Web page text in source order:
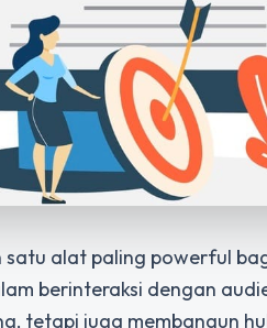
alat paling powerful
berinteraksi dengan
tetapi juga membangun